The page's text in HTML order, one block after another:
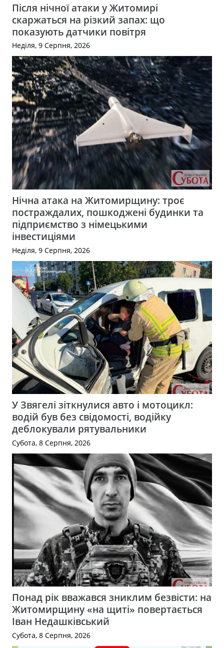
Після нічної атаки у Житомирі
скаржаться на різкий запах: що
показують датчики повітря
Неділя, 9 Серпня, 2026
Нічна атака на Житомирщину: троє
постраждалих, пошкоджені будинки та
підприємство з німецькими
інвестиціями
Неділя, 9 Серпня, 2026
У Звягелі зіткнулися авто і мотоцикл:
водій був без свідомості, водійку
деблокували рятувальники
Субота, 8 Серпня, 2026
Понад рік вважався зниклим безвісти: на
Житомирщину «на щиті» повертається
Іван Недашківський
Субота, 8 Серпня, 2026